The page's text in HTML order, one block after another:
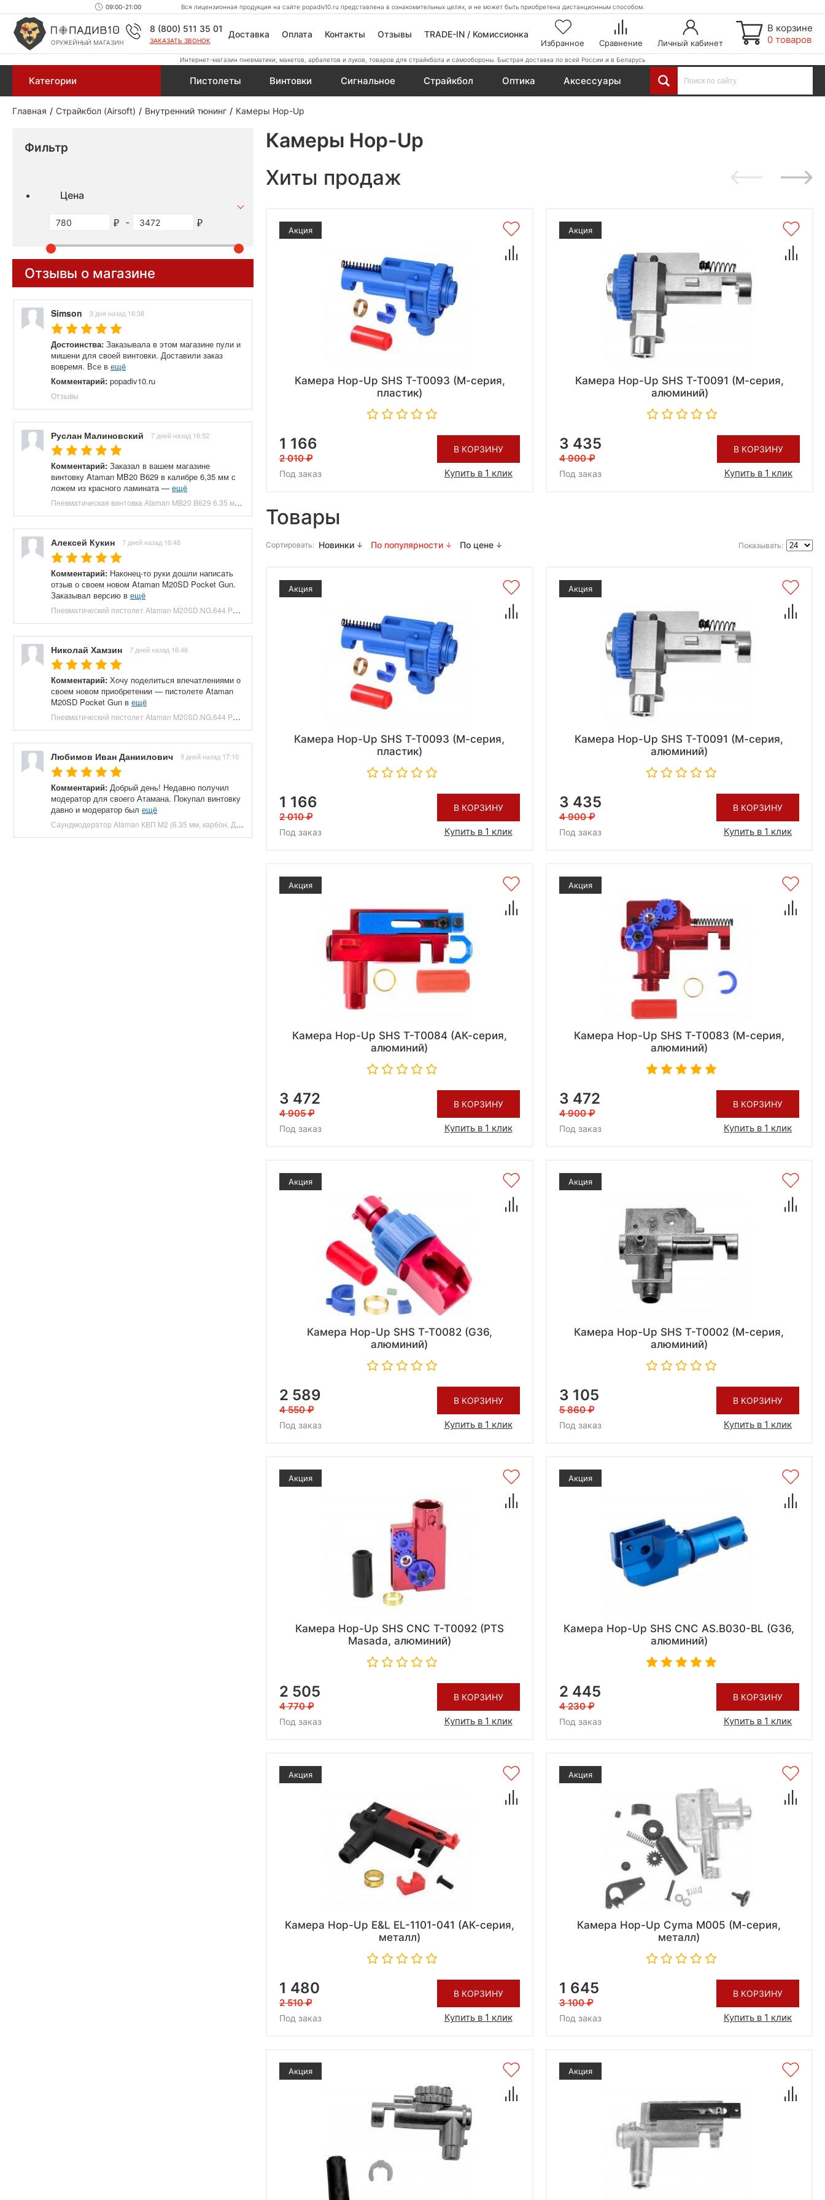
09:00-21:00 Вся лицензионная продукция на сайте popadiv10.ru представлена в ознакомительных целях, и не может быть приобретена дистанционным способом.
ОРУЖЕЙНЫЙ МАГАЗИН
8 (800) 511 35 01
ЗАКАЗАТЬ ЗВОНОК
Доставка Оплата Контакты Отзывы TRADE-IN / Комиссионка
Избранное Сравнение Личный кабинет
В корзине
0 товаров
Интернет-магазин пневматики, макетов, арбалетов и луков, товаров для страйкбола и самообороны. Быстрая доставка по всей России и в Беларусь
Категории Пистолеты Винтовки Сигнальное Страйкбол Оптика Аксессуары
Главная Страйкбол (Airsoft) Внутренний тюнинг Камеры Hop-Up
Фильтр
Цена
-
Отзывы о магазине
Simson 3 дня назад 16:38
Достоинства: Заказывала в этом магазине пули и
мишени для своей винтовки. Доставили заказ
вовремя. Все в ещё
Комментарий: popadiv10.ru
Отзывы
Руслан Малиновский 7 дней назад 16:52
Комментарий: Заказал в вашем магазине
винтовку Ataman MB20 B629 в калибре 6,35 мм с
ложем из красного ламината — ещё
Пневматическая винтовка Ataman MB20 B629 6.35 мм (редуктор, под полнотел, колба, красный ламинат) купить в Москве и СПБ, цена 153100 руб. Доставка по РФ!
Алексей Кукин 7 дней назад 16:48
Комментарий: Наконец-то руки дошли написать
отзыв о своем новом Ataman M20SD Pocket Gun.
Заказывал версию в ещё
Пневматический пистолет Ataman M20SD.NG.644 Pocket Gun 6.35 мм (приклад, полнотел, бук, зеленый) купить в Москве и СПБ, цена 130000 руб. Доставка по РФ!
Николай Хамзин 7 дней назад 16:46
Комментарий: Хочу поделиться впечатлениями о
своем новом приобретении — пистолете Ataman
M20SD Pocket Gun в ещё
Пневматический пистолет Ataman M20SD.NG.644 Pocket Gun 6.35 мм (приклад, полнотел, бук, красный) купить в Москве и СПБ, цена 130000 руб. Доставка по РФ!
Любимов Иван Даниилович 9 дней назад 17:10
Комментарий: Добрый день! Недавно получил
модератор для своего Атамана. Покупал винтовку
давно и модератор был ещё
Саундмодератор Ataman КВП M2 (6.35 мм, карбон, ДТК) купить в Москве и СПБ, цена 12210 руб. Доставка по РФ!
Камеры Hop-Up
Хиты продаж
Акция
Камера Hop-Up SHS T-T0093 (М-серия,
пластик)
1 166
2 010
Под заказ
В КОРЗИНУ
Купить в 1 клик
Акция
Камера Hop-Up SHS T-T0091 (М-серия,
алюминий)
3 435
4 900
Под заказ
В КОРЗИНУ
Купить в 1 клик
Товары
Сортировать: Новинки По популярности По цене Показывать:
Акция
Камера Hop-Up SHS T-T0093 (М-серия,
пластик)
1 166
2 010
Под заказ
В КОРЗИНУ
Купить в 1 клик
Акция
Камера Hop-Up SHS T-T0091 (М-серия,
алюминий)
3 435
4 900
Под заказ
В КОРЗИНУ
Купить в 1 клик
Акция
Камера Hop-Up SHS T-T0084 (АК-серия,
алюминий)
3 472
4 905
Под заказ
В КОРЗИНУ
Купить в 1 клик
Акция
Камера Hop-Up SHS T-T0083 (М-серия,
алюминий)
3 472
4 900
Под заказ
В КОРЗИНУ
Купить в 1 клик
Акция
Камера Hop-Up SHS T-T0082 (G36,
алюминий)
2 589
4 550
Под заказ
В КОРЗИНУ
Купить в 1 клик
Акция
Камера Hop-Up SHS T-T0002 (М-серия,
алюминий)
3 105
5 860
Под заказ
В КОРЗИНУ
Купить в 1 клик
Акция
Камера Hop-Up SHS CNC T-T0092 (PTS
Masada, алюминий)
2 505
4 770
Под заказ
В КОРЗИНУ
Купить в 1 клик
Акция
Камера Hop-Up SHS CNC AS.B030-BL (G36,
алюминий)
2 445
4 230
Под заказ
В КОРЗИНУ
Купить в 1 клик
Акция
Камера Hop-Up E&L EL-1101-041 (АК-серия,
металл)
1 480
2 510
Под заказ
В КОРЗИНУ
Купить в 1 клик
Акция
Камера Hop-Up Cyma M005 (М-серия,
металл)
1 645
3 100
Под заказ
В КОРЗИНУ
Купить в 1 клик
Акция Акция